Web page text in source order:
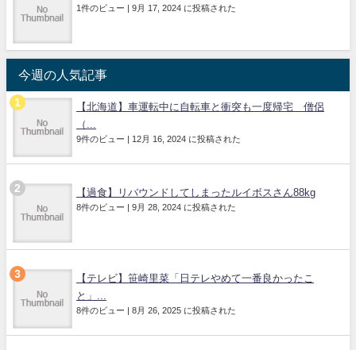
1件のビュー 9月 17, 2024 に投稿された
今週の人気記事
【北海道】車運転中に自転車と衝突も一度帰宅 僧侶
（...
9件のビュー 12月 16, 2024 に投稿された
【過食】リバウンドしてしまったルイボスさん88kg
8件のビュー 9月 28, 2024 に投稿された
【テレビ】笹崎里菜「日テレやめて一番良かったこ
と」...
8件のビュー 8月 26, 2025 に投稿された